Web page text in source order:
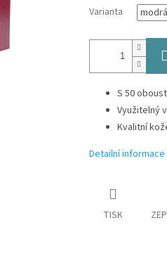
Varianta
S 50
Využitelný
Kvalitní
Detailní informace
TISK